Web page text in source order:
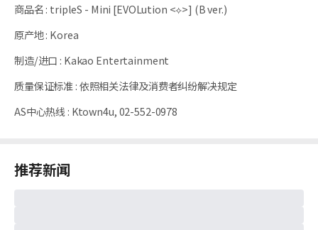
商品名: tripleS - Mini [EVOLution <⟡>] (B ver.)
原产地: Korea
制造/进口 : Kakao Entertainment
质量保证标准 :依照相关法律及消费者纠纷解决规定
AS中心热线 : Ktown4u, 02-552-0978
推荐新闻